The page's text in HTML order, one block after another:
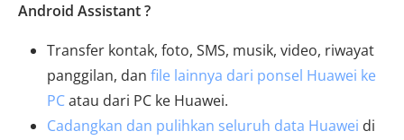
Android Assistant ?
Transfer kontak, foto, SMS, musik, video, riwayat
panggilan, dan file lainnya dari ponsel Huawei ke
PCatau dari PC ke Huawei.
Cadangkan dan pulihkan seluruh data Huawei di